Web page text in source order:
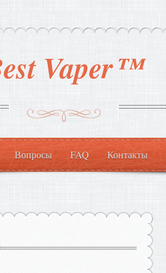
Vaper™
Вопросы FAQ Контакты